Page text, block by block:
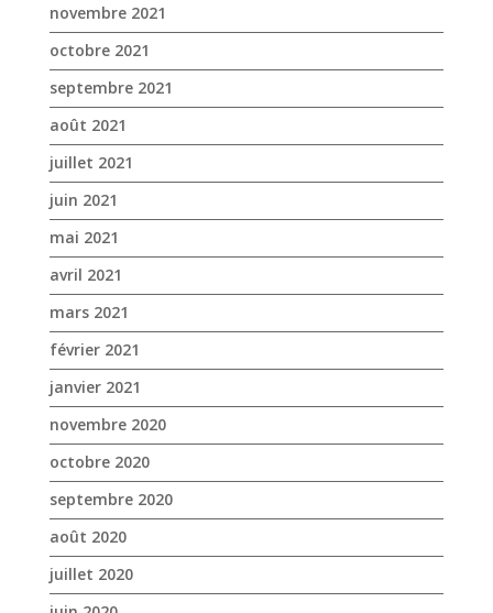
juin 2021
mai 2021
avril 2021
mars 2021
février 2021
janvier 2021
novembre 2020
octobre 2020
septembre 2020
août 2020
juillet 2020
juin 2020
mai 2020
avril 2020
mars 2020
janvier 2020